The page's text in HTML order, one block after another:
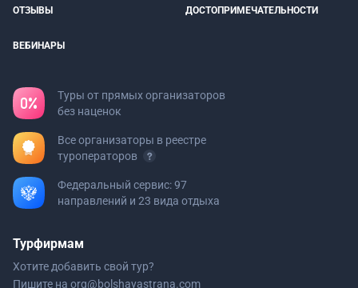
ОТЗЫВЫ ДОСТОПРИМЕЧАТЕЛЬНОСТИ
ВЕБИНАРЫ
Туры от прямых организаторов
без наценок
Все организаторы в реестре
туроператоров
Федеральный сервис: 97
направлений и 23 вида отдыха
Турфирмам
Хотите добавить свой тур?
Пишите на org@bolshayastrana.com